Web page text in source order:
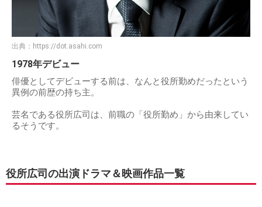
出典： https://dot.asahi.com
1978年デビュー
俳優としてデビューする前は、なんと役所勤めだったという
異例の前歴の持ち主。
芸名である役所広司は、前職の「役所勤め」から由来してい
るそうです。
役所広司の出演ドラマ＆映画作品一覧